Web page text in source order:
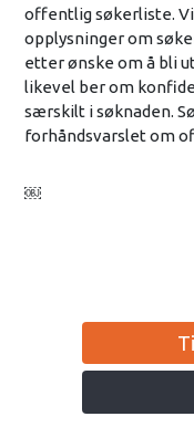
offentlig søkerliste.
opplysninger om
etter ønske om å bli
likevel ber om
særskilt i søknaden.
forhåndsvarslet om
￼